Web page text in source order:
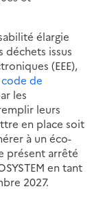
élargie
déchets issus
(EEE),
de
les
leurs
en place soit
à un éco-
présent arrêté
en tant
2027.